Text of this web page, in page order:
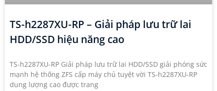
TS-h2287XU-RP – Giải pháp lưu trữ lai
HDD/SSD hiệu năng cao
TS-h2287XU-RP Giải pháp lưu trữ lai HDD/SSD giải phóng sức
mạnh hệ thống ZFS cấp máy chủ tuyệt vời TS-h2287XU-RP
dung lượng cao được trang